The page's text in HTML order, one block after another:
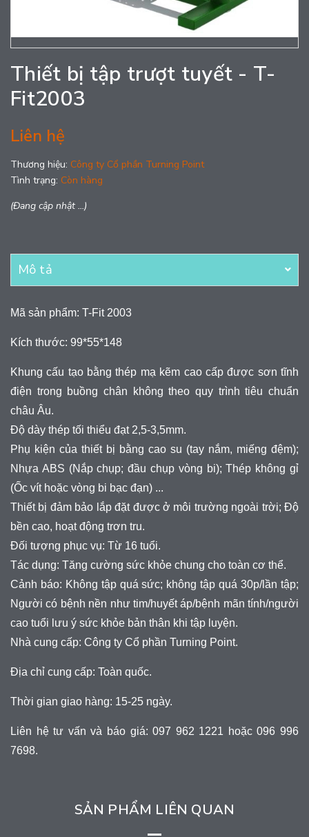
Thiết bị tập trượt tuyết - T-
Fit2003
Liên hệ
Thương hiệu: Công ty Cổ phần Turning Point
Tình trạng: Còn hàng
(Đang cập nhật ...)
Mô tả
Mã sản phẩm: T-Fit 2003
Kích thước: 99*55*148
Khung cấu tạo bằng thép mạ kẽm cao cấp được sơn tĩnh
điện trong buồng chân không theo quy trình tiêu chuẩn
châu Âu.
Độ dày thép tối thiểu đạt 2,5-3,5mm.
Phụ kiện của thiết bị bằng cao su (tay nắm, miếng đệm);
Nhựa ABS (Nắp chụp; đầu chụp vòng bi); Thép không gỉ
(Ốc vít hoặc vòng bi bạc đạn) ...
Thiết bị đảm bảo lắp đặt được ở môi trường ngoài trời; Độ
bền cao, hoạt động trơn tru.
Đối tượng phục vụ: Từ 16 tuổi.
Tác dụng: Tăng cường sức khỏe chung cho toàn cơ thể.
Cảnh báo: Không tập quá sức; không tập quá 30p/lần tập;
Người có bệnh nền như tim/huyết áp/bệnh mãn tính/người
cao tuổi lưu ý sức khỏe bản thân khi tập luyện.
Nhà cung cấp: Công ty Cổ phần Turning Point.
Địa chỉ cung cấp: Toàn quốc.
Thời gian giao hàng: 15-25 ngày.
Liên hệ tư vấn và báo giá: 097 962 1221 hoặc 096 996
7698.
SẢN PHẨM LIÊN QUAN